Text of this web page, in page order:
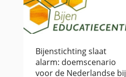
Bijenstichting slaat
alarm: doemscenario
voor de Nederlandse bij